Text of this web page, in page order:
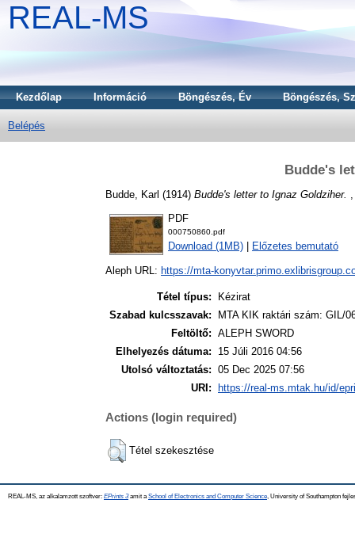
REAL-MS
Kezdőlap Információ Böngészés, Év Böngészés,
Belépés
Budde's
Budde, Karl (1914) Budde's letter to Ignaz Goldziher.
PDF
000750860.pdf
Download (1MB) Előzetes bemutató
Aleph URL: https://mta-
Tétel típus:
Kézirat
Szabad kulcsszavak:
MTA KIK raktári szám: GIL/
Feltöltő: ALEPH SWORD
Elhelyezés dátuma:
15 Júli 2016 04:56
Utolsó változtatás: 05 Dec 2025 07:56
URI:
https://real-ms.mtak.hu/id/
Actions (login required)
Tétel szekesztése
REAL-MS, az alkalamzott szoftver: EPrints 3amit a School of Electronics and Computer Science , University of Southampton